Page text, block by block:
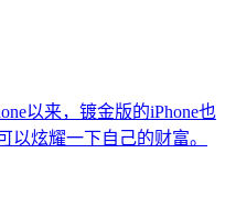
以来，镀金版的iPhone也
以炫耀一下自己的财富。